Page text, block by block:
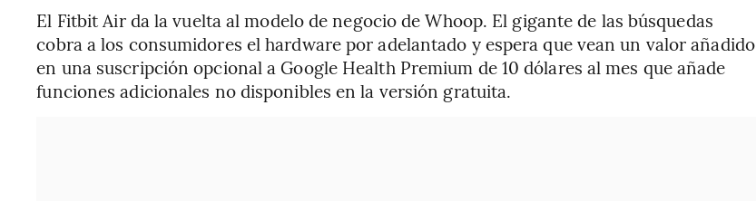
El Fitbit Air da la vuelta al modelo de negocio de Whoop. El gigante de las búsquedas
cobra a los consumidores el hardware por adelantado y espera que vean un valor añadido
en una suscripción opcional a Google Health Premium de 10 dólares al mes que añade
funciones adicionales no disponibles en la versión gratuita.